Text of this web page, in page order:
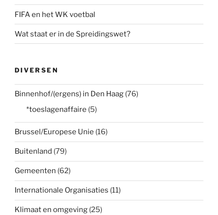
FIFA en het WK voetbal
Wat staat er in de Spreidingswet?
DIVERSEN
Binnenhof/(ergens) in Den Haag (76)
*toeslagenaffaire (5)
Brussel/Europese Unie (16)
Buitenland (79)
Gemeenten (62)
Internationale Organisaties (11)
Klimaat en omgeving (25)